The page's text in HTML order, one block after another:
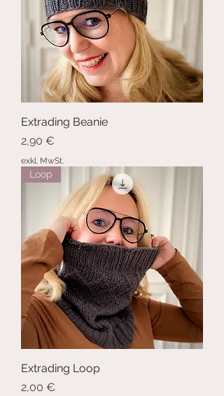
Extrading Beanie
Preis
2,90 €
exkl. MwSt.
Loop
Extrading Loop
Preis
2,00 €